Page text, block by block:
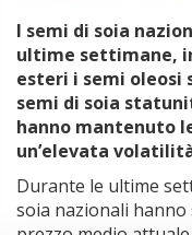
I semi di soia
ultime settimane,
esteri i semi oleosi
semi di soia
hanno mantenuto
un’elevata
Durante le ultime
soia nazionali